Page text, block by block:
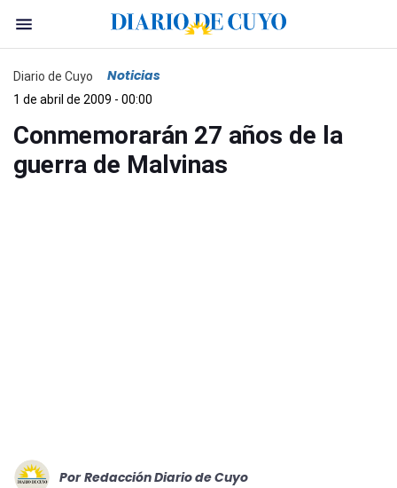
Diario de Cuyo Noticias
1 de abril de 2009 - 00:00
Conmemorarán 27 años de la
guerra de Malvinas
Por Redacción Diario de Cuyo